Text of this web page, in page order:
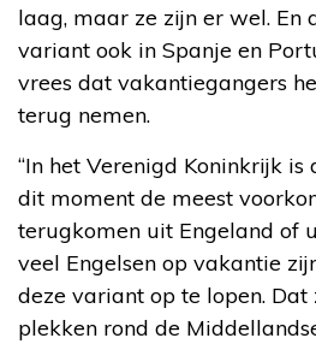
laag, maar ze zijn er wel. En
variant ook in Spanje en
vrees dat vakantiegangers
terug nemen.
“In het Verenigd Koninkrijk
dit moment de meest
terugkomen uit Engeland of
veel Engelsen op vakantie
deze variant op te lopen.
plekken rond de